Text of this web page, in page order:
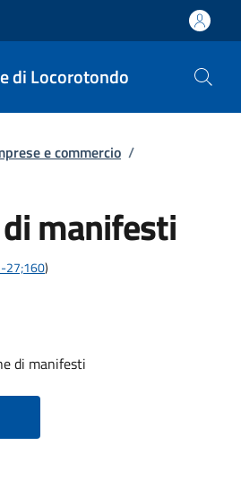
di Locorotondo
e commercio /
manifesti
27;160)
di manifesti